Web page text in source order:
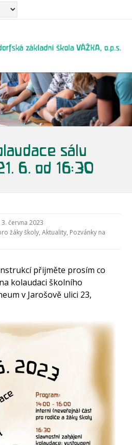
sálu
6. od 16:30
3. června 2023
žáky školy,Aktuality, Pozvánky na
přijměte prosím co
kolaudaci školního
v Jarošově ulici 23,